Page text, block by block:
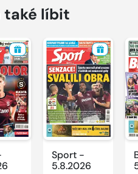
také líbit
Sport -
5.8.2026